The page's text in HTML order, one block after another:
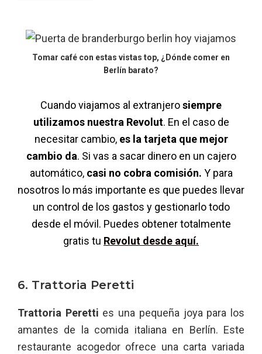
Tomar café con estas vistas top, ¿Dónde comer en
Berlín barato?
Cuando viajamos al extranjerosiempre
utilizamos nuestra Revolut. En el caso de
necesitar cambio, es la tarjeta que mejor
cambio da. Si vas a sacar dinero en un cajero
automático, casi no cobra comisión. Y para
nosotros lo más importante es que puedes llevar
un control de los gastos y gestionarlo todo
desde el móvil. Puedes obtener totalmente
gratis tu Revolut desde aquí.
6. Trattoria Peretti
Trattoria Peretti es una pequeña joya para los
amantes de la comida italiana en Berlín. Este
restaurante acogedor ofrece una carta variada